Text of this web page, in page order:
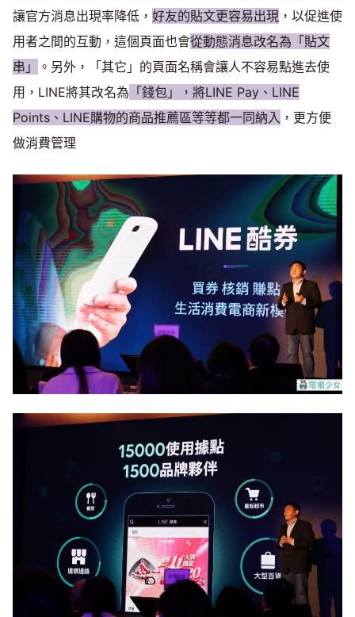
讓官方消息出現率降低， 好友的貼文更容易出現 ，以促進使
用者之間的互動，這個頁面也會從動態消息改名為「貼文
串」
。另外，「其它」的頁面名稱會讓人不容易點進去使
用，LINE將其改名為 「錢包」，將LINE Pay、LINE
Points、LINE購物的商品推薦區等等都一同納入 ，更方便
做消費管理